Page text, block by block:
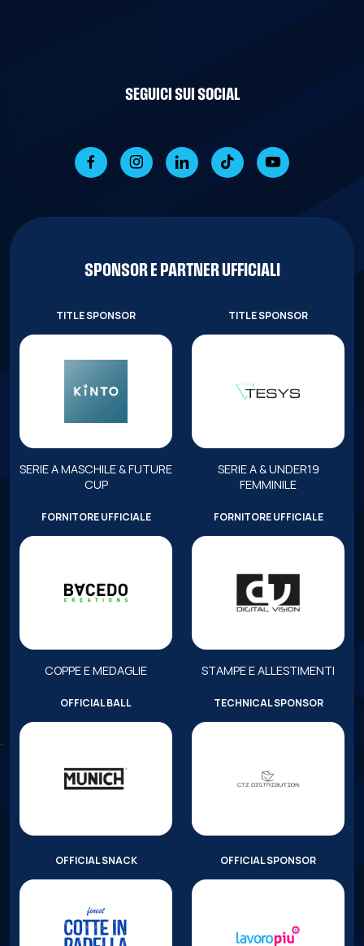
SEGUICI SUI SOCIAL
SPONSOR E PARTNER UFFICIALI
TITLE SPONSOR
SERIE A MASCHILE & FUTURE
CUP
TITLE SPONSOR
SERIE A & UNDER19
FEMMINILE
FORNITORE UFFICIALE
COPPE E MEDAGLIE
FORNITORE UFFICIALE
STAMPE E ALLESTIMENTI
OFFICIAL BALL TECHNICAL SPONSOR
OFFICIAL SNACK OFFICIAL SPONSOR